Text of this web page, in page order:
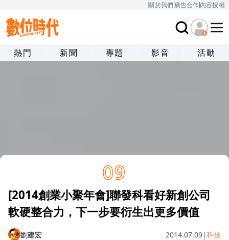
關於我們廣告合作內容授權
熱門 新聞 專題 影音 活動
09
[2014創業小聚年會]聯發科看好新創公司
軟硬整合力，下一步要衍生出更多價值
劉建宏 2014.07.09|科技